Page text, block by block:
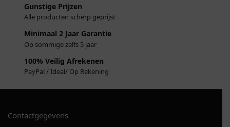
Gunstige Prijzen
Alle producten scherp geprijst
Minimaal 2 Jaar Garantie
Op sommige zelfs 5 jaar
100% Veilig Afrekenen
PayPal / Ideal/ Op Rekening
Contactgegevens